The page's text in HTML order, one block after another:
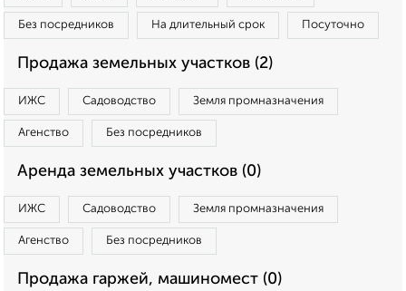
Без посредников На длительный срок Посуточно
Продажа земельных участков (2)
ИЖС Садоводство Земля промназначения
Агенство Без посредников
Аренда земельных участков (0)
ИЖС Садоводство Земля промназначения
Агенство Без посредников
Продажа гаржей, машиномест (0)